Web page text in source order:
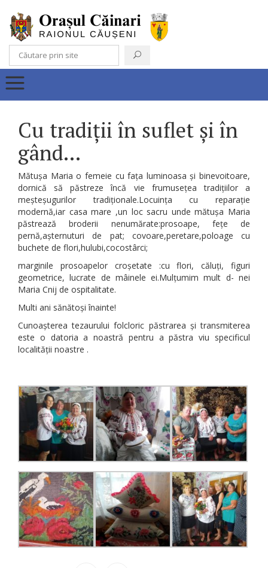
Cu tradiții în suflet și în
gând…
Mătușa Maria o femeie cu fața luminoasa și binevoitoare,
dornică să păstreze încă vie frumusețea tradițiilor a
meșteșugurilor tradiționale.Locuința cu reparație
modernă,iar casa mare ,un loc sacru unde mătușa Maria
păstrează broderii nenumărate:prosoape, fețe de
pernă,așternuturi de pat; covoare,peretare,poloage cu
buchete de flori,hulubi,cocostârci;
marginile prosoapelor croșetate :cu flori, căluți, figuri
geometrice, lucrate de mâinele ei.Mulțumim mult d- nei
Maria Cnij de ospitalitate.
Multi ani sănătoși înainte!
Cunoașterea tezaurului folcloric păstrarea și transmiterea
este o datoria a noastră pentru a păstra viu specificul
localității noastre .